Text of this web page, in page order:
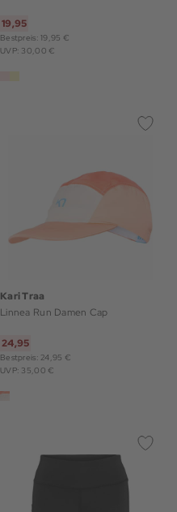
19,95
Bestpreis: 19,95 €
UVP: 30,00 €
Kari Traa
Linnea Run Damen Cap
24,95
Bestpreis: 24,95 €
UVP: 35,00 €